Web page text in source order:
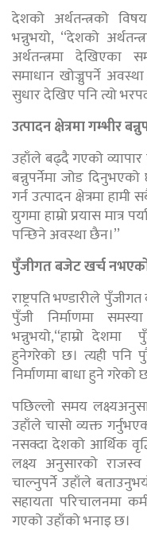
देशको अर्थतन्त्रको
भन्नुभयो, ‘‘देशको
अर्थतन्त्रमा देखिएका
समाधान खोज्नुपर्ने
सुधार देखिए पनि त्यो
उत्पादन क्षेत्रमा गम्भीर
उहाँले बढ्दै गएको व्यापार
बन्नुपर्नेमा जोड
गर्न उत्पादन क्षेत्रमा
युगमा हाम्रो प्रयास मात्र
पन्छिने अवस्था छैन।’’
पुँजीगत बजेट खर्च
राष्ट्रपति भण्डारीले
पुँजी निर्माणमा
भन्नुभयो,“हाम्रो देशमा
हुनेगरेको छ। त्यही पनि
निर्माणमा बाधा हुने गरेको
पछिल्लो समय
उहाँले चासो व्यक्त
नसक्दा देशको आर्थिक
लक्ष्य अनुसारको
चाल्नुपर्ने उहाँले
सहायता परिचालनमा
गएको उहाँको भनाइ छ।